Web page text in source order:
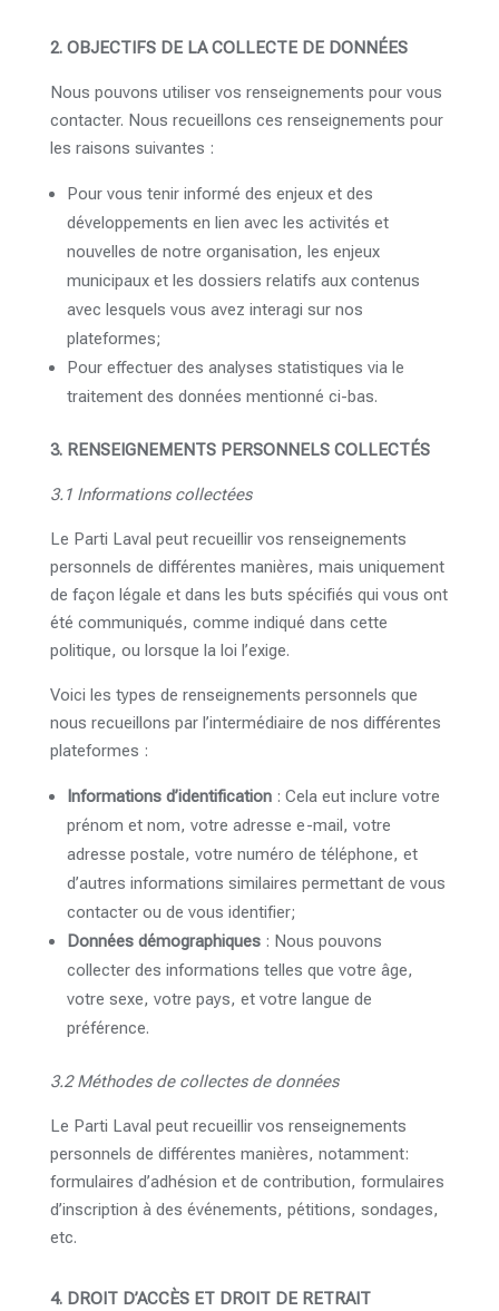
2. OBJECTIFS DE LA COLLECTE DE DONNÉES
Nous pouvons utiliser vos renseignements pour vous
contacter. Nous recueillons ces renseignements pour
les raisons suivantes :
Pour vous tenir informé des enjeux et des
développements en lien avec les activités et
nouvelles de notre organisation, les enjeux
municipaux et les dossiers relatifs aux contenus
avec lesquels vous avez interagi sur nos
plateformes;
Pour effectuer des analyses statistiques via le
traitement des données mentionné ci-bas.
3. RENSEIGNEMENTS PERSONNELS COLLECTÉS
3.1 Informations collectées
Le Parti Laval peut recueillir vos renseignements
personnels de différentes manières, mais uniquement
de façon légale et dans les buts spécifiés qui vous ont
été communiqués, comme indiqué dans cette
politique, ou lorsque la loi l’exige.
Voici les types de renseignements personnels que
nous recueillons par l’intermédiaire de nos différentes
plateformes :
Informations d’identification: Cela eut inclure votre
prénom et nom, votre adresse e-mail, votre
adresse postale, votre numéro de téléphone, et
d’autres informations similaires permettant de vous
contacter ou de vous identifier;
Données démographiques: Nous pouvons
collecter des informations telles que votre âge,
votre sexe, votre pays, et votre langue de
préférence.
3.2 Méthodes de collectes de données
Le Parti Laval peut recueillir vos renseignements
personnels de différentes manières, notamment:
formulaires d’adhésion et de contribution, formulaires
d’inscription à des événements, pétitions, sondages,
etc.
4. DROIT D’ACCÈS ET DROIT DE RETRAIT